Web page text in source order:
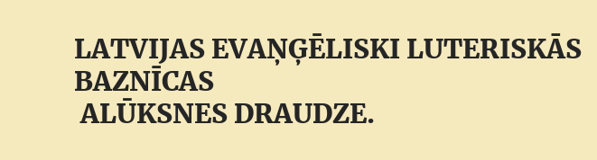
LATVIJAS EVAŅĢĒLISKI LUTERISKĀS
BAZNĪCAS
ALŪKSNES DRAUDZE.